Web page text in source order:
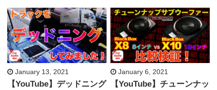
January 13, 2021
【YouTube】デッドニング
January 6, 2021
【YouTube】チューンナッ